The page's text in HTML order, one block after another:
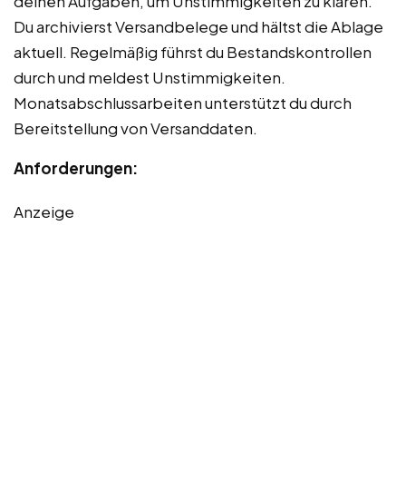
Du archivierst Versandbelege und hältst die Ablage
aktuell. Regelmäßig führst du Bestandskontrollen
durch und meldest Unstimmigkeiten.
Monatsabschlussarbeiten unterstützt du durch
Bereitstellung von Versanddaten.
Anforderungen:
Anzeige